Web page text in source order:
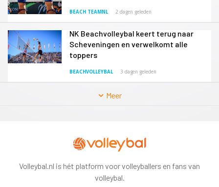
BEACH TEAMNL 2 dagen geleden
NK Beachvolleybal keert terug naar
Scheveningen en verwelkomt alle
toppers
BEACHVOLLEYBAL 3 dagen geleden
Meer
Volleybal.nl is hét platform voor volleyballers en fans van
volleybal.